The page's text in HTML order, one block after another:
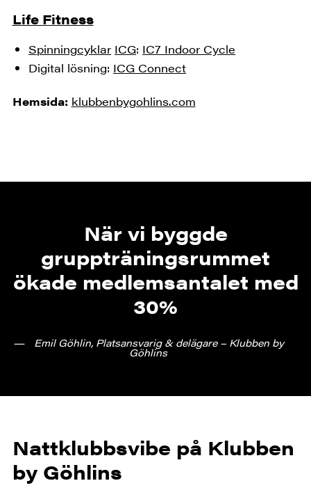
Life Fitness
Spinningcyklar ICG: IC7 Indoor Cycle
Digital lösning: ICG Connect
Hemsida: klubbenbygohlins.com
När vi byggde
gruppträningsrummet
ökade medlemsantalet med
30%
Emil Göhlin, Platsansvarig & delägare – Klubben by
Göhlins
Nattklubbsvibe på Klubben
by Göhlins